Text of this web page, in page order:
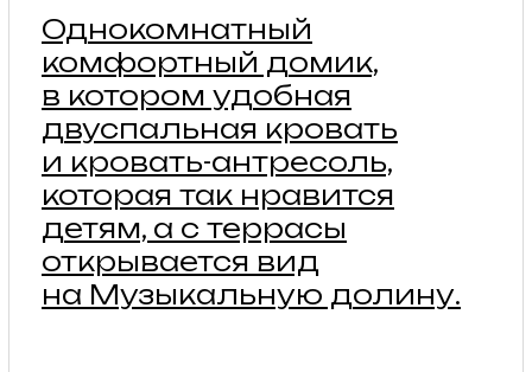
6 — 8 гостей
Стоимость: будни
от 13 200₽
Особую атмосферу
создают красивые люстры
в сочетании
с современным стилем.
Виды из огромных окон,
своей веранды и террасы
открываются
на бескрайние просторы.